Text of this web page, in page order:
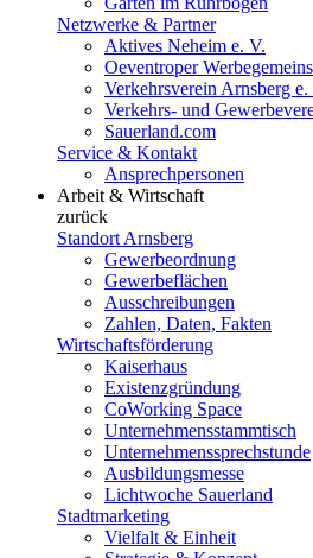
Netzwerke & Partner
Aktives Neheim e. V.
Oeventroper
Verkehrsverein Arnsberg e.
Verkehrs- und
Sauerland.com
Service & Kontakt
Ansprechpersonen
Arbeit & Wirtschaft
zurück
Standort Arnsberg
Gewerbeordnung
Gewerbeflächen
Ausschreibungen
Zahlen, Daten, Fakten
Wirtschaftsförderung
Kaiserhaus
Existenzgründung
CoWorking Space
Unternehmensstammtisch
Unternehmenssprechstunde
Ausbildungsmesse
Lichtwoche Sauerland
Stadtmarketing
Vielfalt & Einheit